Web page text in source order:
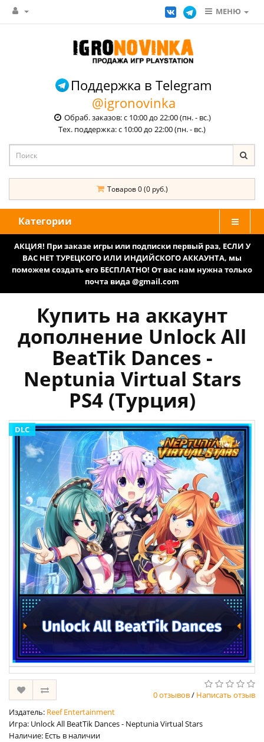
МЕНЮ
Поддержка в Telegram
@igronovinka
Обраб. заказов: с 10:00 до 22:00 (пн. - вс.)
Тех. поддержка: с 10:00 до 22:00 (пн. - вс.)
Товаров 0 (0 руб.)
Категории
АКЦИЯ! При заказе игры или подписки первый раз, ЕСЛИ У
ВАС НЕТ ТУРЕЦКОГО ИЛИ ИНДИЙСКОГО АККАУНТА, мы
поможем создать его БЕСПЛАТНО! От вас нам нужна только
почта вида @gmail.com
Купить на аккаунт
дополнение Unlock All
BeatTik Dances -
Neptunia Virtual Stars
PS4 (Турция)
DLC
0 отзывов/ Написать отзыв
Издатель: Reef Entertainment
Игра: Unlock All BeatTik Dances - Neptunia Virtual Stars
Наличие: Есть в наличии